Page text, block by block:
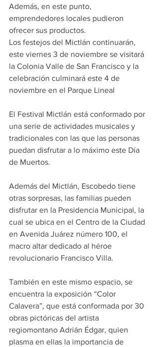
Además, en este punto,
emprendedores locales pudieron
ofrecer sus productos.
Los festejos del Mictlán continuarán,
este viernes 3 de noviembre se visitará
la Colonia Valle de San Francisco y la
celebración culminará este 4 de
noviembre en el Parque Lineal
El Festival Mictlán está conformado por
una serie de actividades musicales y
tradicionales con las que las personas
puedan disfrutar a lo máximo este Día
de Muertos.
Además del Mictlán, Escobedo tiene
otras sorpresas, las familias pueden
disfrutar en la Presidencia Municipal, la
cual se ubica en el Centro de la Ciudad
en Avenida Juárez número 100, el
macro altar dedicado al héroe
revolucionario Francisco Villa.
También en este mismo espacio, se
encuentra la exposición “Color
Calavera”, que está conformada por 30
obras pictóricas del artista
regiomontano Adrián Édgar, quien
plasma en ellas la importancia de